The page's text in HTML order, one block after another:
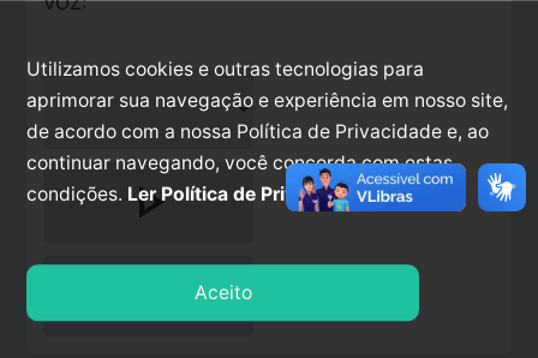
play_arrow
Utilizamos cookies e outras tecnologias para
aprimorar sua navegação e experiência em nosso site,
de acordo com a nossa Política de Privacidade e, ao
continuar navegando, você concorda com estas
condições. Ler Política de Privacidade.
Aceito